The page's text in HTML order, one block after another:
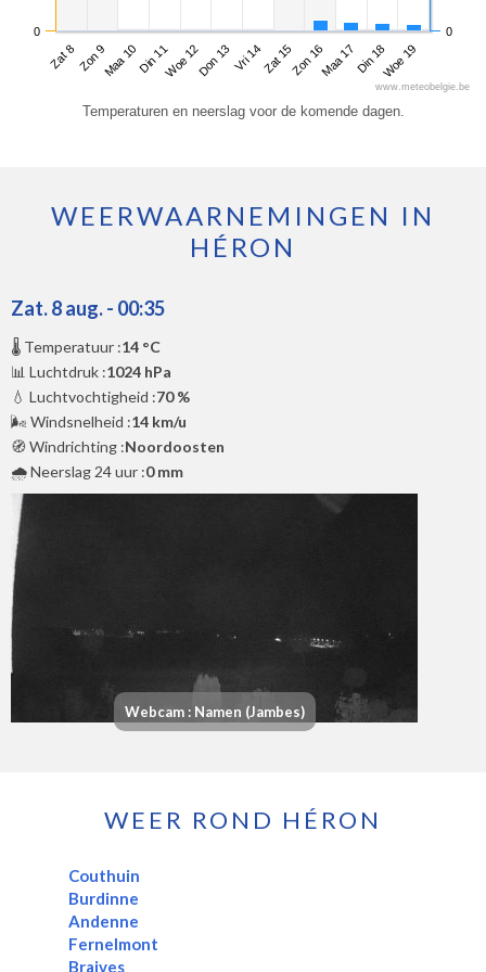
Zat 8Zon 9Maa 10Din 11Woe 12Don 13Vri 14Zat 15Zon 16Maa 17Din 18Woe 19
0 0
www.meteobelgie.be
Temperaturen en neerslag voor de komende dagen.
WEERWAARNEMINGEN IN
HÉRON
Zat. 8 aug. - 00:35
🌡️ Temperatuur :14 °C
📊 Luchtdruk :1024 hPa
💧 Luchtvochtigheid :70 %
🌬️ Windsnelheid :14 km/u
🧭 Windrichting :Noordoosten
🌧️ Neerslag 24 uur :0 mm
Webcam : Namen (Jambes)
WEER ROND HÉRON
Couthuin
Burdinne
Andenne
Fernelmont
Braives